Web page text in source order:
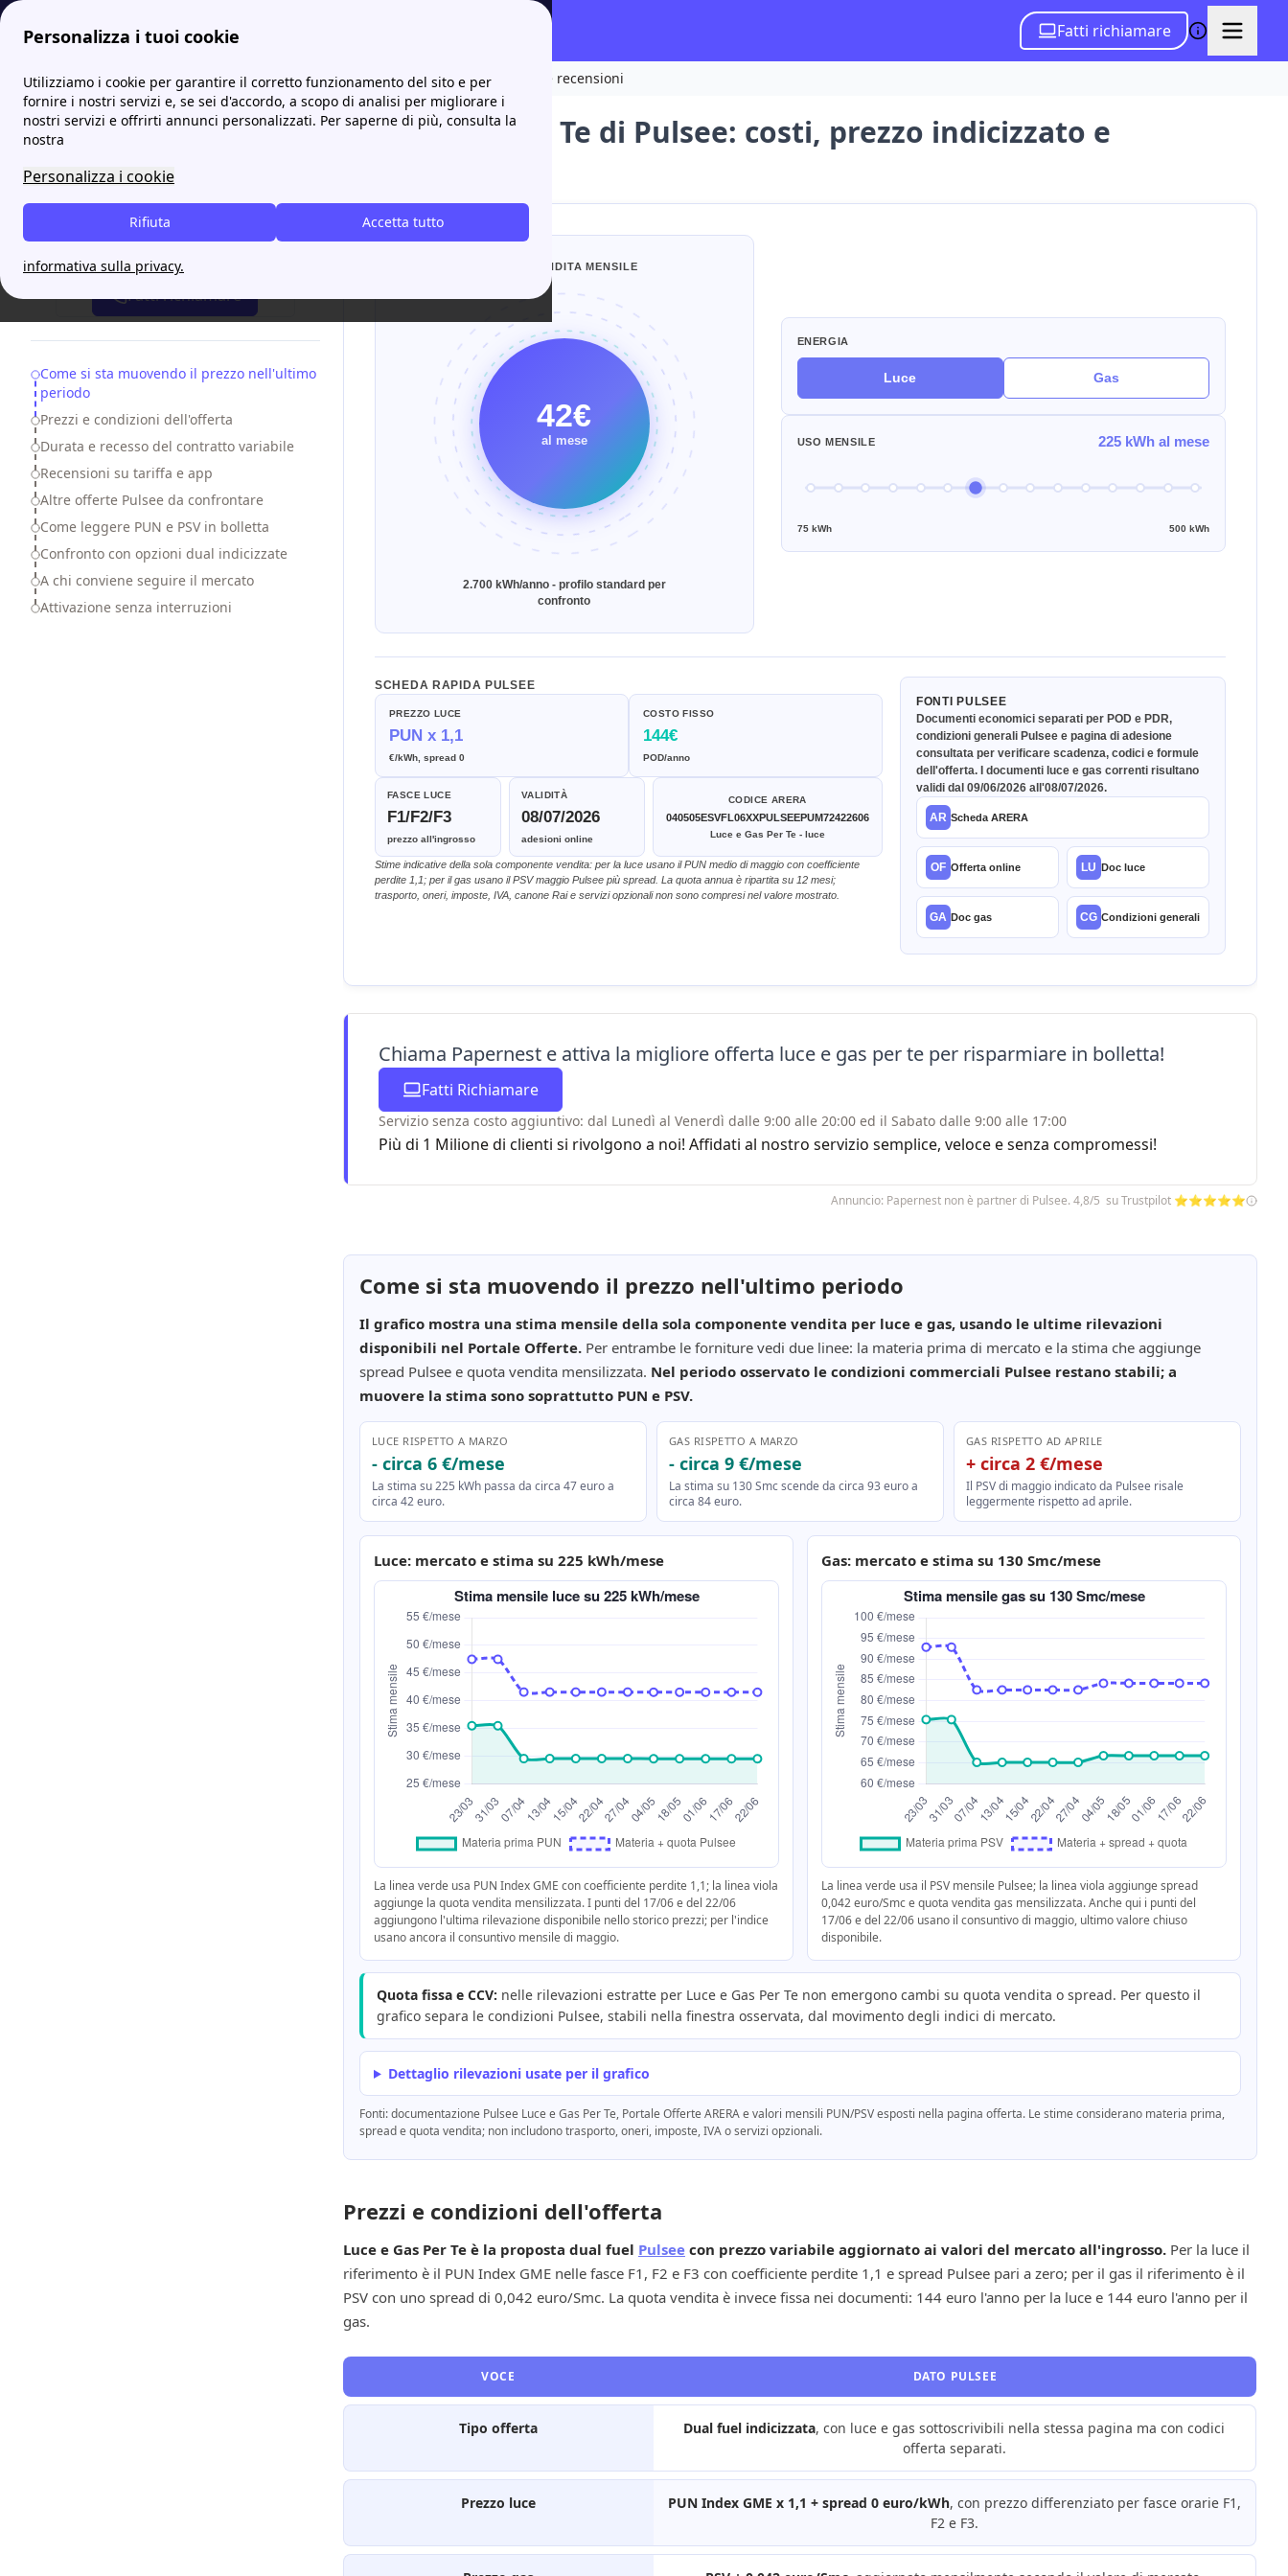
Personalizza i tuoi cookie
Utilizziamo i cookie per garantire il corretto funzionamento del sito e per
fornire i nostri servizi e, se sei d'accordo, a scopo di analisi per migliorare i
nostri servizi e offrirti annunci personalizzati. Per saperne di più, consulta la
nostra
Personalizza i cookie
Accetta tutto
Rifiuta
informativa sulla privacy.
Fatti richiamare
Papernest.it MorePulsee Luce e Gas Per Te di Pulsee: costi, prezzo indicizzato e recensioni
Fatti richiamare
Table of Contents
Come si sta muovendo il prezzo nell'ultimo
periodo
Prezzi e condizioni dell'offerta
Durata e recesso del contratto variabile
Recensioni su tariffa e app
Altre offerte Pulsee da confrontare
Come leggere PUN e PSV in bolletta
Confronto con opzioni dual indicizzate
A chi conviene seguire il mercato
Attivazione senza interruzioni
Luce e Gas Per Te di Pulsee: costi, prezzo indicizzato e
STIMA VENDITA MENSILE
42€
al mese
2.700 kWh/anno - profilo standard per
confronto
ENERGIA
Luce Gas
USO MENSILE 225 kWh al mese
75 kWh 500 kWh
SCHEDA RAPIDA PULSEE
PREZZO LUCE
PUN x 1,1
€/kWh, spread 0
COSTO FISSO
144€
POD/anno
FASCE LUCE
F1/F2/F3
prezzo all'ingrosso
VALIDITÀ
08/07/2026
adesioni online
CODICE ARERA
040505ESVFL06XXPULSEEPUM72422606
Luce e Gas Per Te - luce
Stime indicative della sola componente vendita: per la luce usano il PUN medio di maggio con coefficiente
perdite 1,1; per il gas usano il PSV maggio Pulsee più spread. La quota annua è ripartita su 12 mesi;
trasporto, oneri, imposte, IVA, canone Rai e servizi opzionali non sono compresi nel valore mostrato.
FONTI PULSEE
Documenti economici separati per POD e PDR,
condizioni generali Pulsee e pagina di adesione
consultata per verificare scadenza, codici e formule
dell'offerta. I documenti luce e gas correnti risultano
validi dal 09/06/2026 all'08/07/2026.
AR Scheda ARERA
OF Offerta online LU Doc luce
GA Doc gas CG Condizioni generali
Chiama Papernest e attiva la migliore offerta luce e gas per te per risparmiare in bolletta!
Fatti Richiamare
Servizio senza costo aggiuntivo: dal Lunedì al Venerdì dalle 9:00 alle 20:00 ed il Sabato dalle 9:00 alle 17:00
Più di 1 Milione di clienti si rivolgono a noi! Affidati al nostro servizio semplice, veloce e senza compromessi!
Annuncio: Papernest non è partner di Pulsee. 4,8/5 su Trustpilot ⭐⭐⭐⭐⭐
Come si sta muovendo il prezzo nell'ultimo periodo
Il grafico mostra una stima mensile della sola componente vendita per luce e gas, usando le ultime rilevazioni
disponibili nel Portale Offerte.Per entrambe le forniture vedi due linee: la materia prima di mercato e la stima che aggiunge
spread Pulsee e quota vendita mensilizzata. Nel periodo osservato le condizioni commerciali Pulsee restano stabili; a
muovere la stima sono soprattutto PUN e PSV.
LUCE RISPETTO A MARZO
- circa 6 €/mese
La stima su 225 kWh passa da circa 47 euro a
circa 42 euro.
GAS RISPETTO A MARZO
- circa 9 €/mese
La stima su 130 Smc scende da circa 93 euro a
circa 84 euro.
GAS RISPETTO AD APRILE
+ circa 2 €/mese
Il PSV di maggio indicato da Pulsee risale
leggermente rispetto ad aprile.
Luce: mercato e stima su 225 kWh/mese
La linea verde usa PUN Index GME con coefficiente perdite 1,1; la linea viola
aggiunge la quota vendita mensilizzata. I punti del 17/06 e del 22/06
aggiungono l'ultima rilevazione disponibile nello storico prezzi; per l'indice
usano ancora il consuntivo mensile di maggio.
Gas: mercato e stima su 130 Smc/mese
La linea verde usa il PSV mensile Pulsee; la linea viola aggiunge spread
0,042 euro/Smc e quota vendita gas mensilizzata. Anche qui i punti del
17/06 e del 22/06 usano il consuntivo di maggio, ultimo valore chiuso
disponibile.
Quota fissa e CCV: nelle rilevazioni estratte per Luce e Gas Per Te non emergono cambi su quota vendita o spread. Per questo il
grafico separa le condizioni Pulsee, stabili nella finestra osservata, dal movimento degli indici di mercato.
Dettaglio rilevazioni usate per il grafico
Fonti: documentazione Pulsee Luce e Gas Per Te, Portale Offerte ARERA e valori mensili PUN/PSV esposti nella pagina offerta. Le stime considerano materia prima,
spread e quota vendita; non includono trasporto, oneri, imposte, IVA o servizi opzionali.
Prezzi e condizioni dell'offerta
Luce e Gas Per Te è la proposta dual fuel Pulseecon prezzo variabile aggiornato ai valori del mercato all'ingrosso.Per la luce il
riferimento è il PUN Index GME nelle fasce F1, F2 e F3 con coefficiente perdite 1,1 e spread Pulsee pari a zero; per il gas il riferimento è il
PSV con uno spread di 0,042 euro/Smc. La quota vendita è invece fissa nei documenti: 144 euro l'anno per la luce e 144 euro l'anno per il
gas.
VOCE DATO PULSEE
Tipo offerta Dual fuel indicizzata, con luce e gas sottoscrivibili nella stessa pagina ma con codici
offerta separati.
Prezzo luce PUN Index GME x 1,1 + spread 0 euro/kWh, con prezzo differenziato per fasce orarie F1,
F2 e F3.